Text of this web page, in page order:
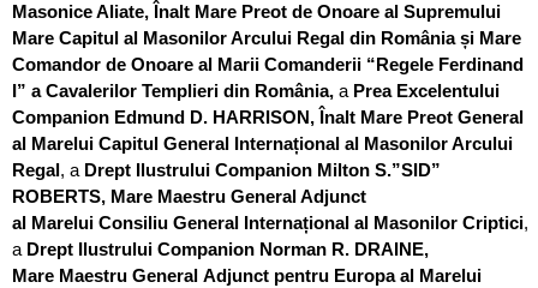
Masonice Aliate, Înalt Mare Preot de Onoare al Supremului
Mare Capitul al Masonilor Arcului Regal din România și Mare
Comandor de Onoare al Marii Comanderii “Regele Ferdinand
I” a Cavalerilor Templieri din România, a Prea Excelentului
Companion Edmund D. HARRISON, Înalt Mare Preot General
al Marelui Capitul General Internațional al Masonilor Arcului
Regal, a Drept Ilustrului Companion Milton S.”SID”
ROBERTS, Mare Maestru General Adjunct
al Marelui Consiliu General Internațional al Masonilor Criptici,
a Drept Ilustrului Companion Norman R. DRAINE,
Mare Maestru General Adjunct pentru Europa al Marelui